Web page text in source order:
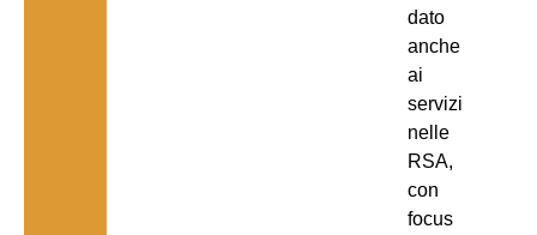
dato
anche
ai
servizi
nelle
RSA,
con
focus